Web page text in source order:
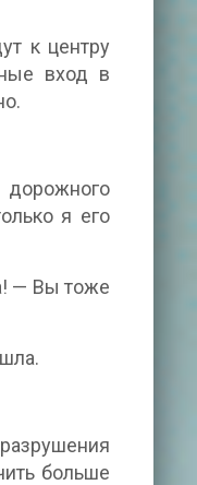
к центру
вход в
я его
— Вы тоже
больше